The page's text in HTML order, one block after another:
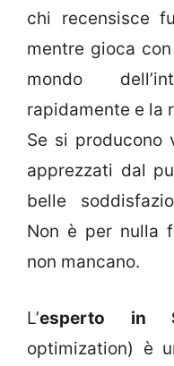
chi recensisce
mentre gioca
mondo
rapidamente e la
Se si producono
apprezzati dal
belle
Non è per nulla
non mancano.
L’esperto in
optimization) è